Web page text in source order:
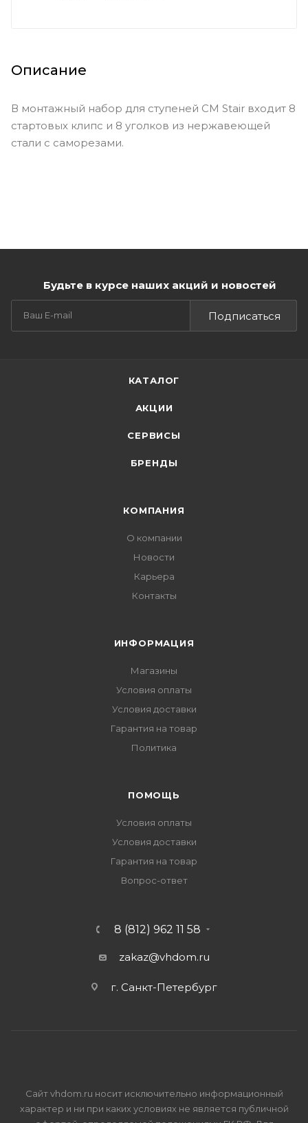
Описание
В монтажный набор для ступеней CM Stair входит 8
стартовых клипс и 8 уголков из нержавеющей
стали с саморезами.
Будьте в курсе наших акций и новостей
Подписаться
КАТАЛОГ
АКЦИИ
СЕРВИСЫ
БРЕНДЫ
КОМПАНИЯ
О компании
Новости
Карьера
Контакты
ИНФОРМАЦИЯ
Магазины
Условия оплаты
Условия доставки
Гарантия на товар
Политика
ПОМОЩЬ
Условия оплаты
Условия доставки
Гарантия на товар
Вопрос-ответ
8 (812) 962 11 58
zakaz@vhdom.ru
г. Санкт-Петербург
Сайт vhdom.ru носит исключительно информационный
характер и ни при каких условиях не является публичной